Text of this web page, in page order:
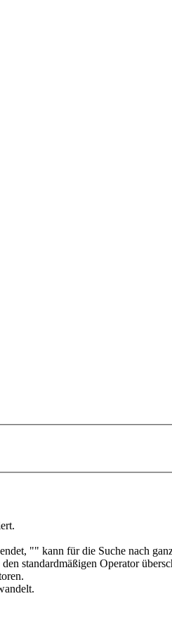
"" kann für die Suche nach
standardmäßigen Operator